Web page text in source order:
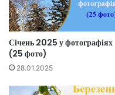
Січень 2025 у фотографіях
(25 фото)
28.01.2025